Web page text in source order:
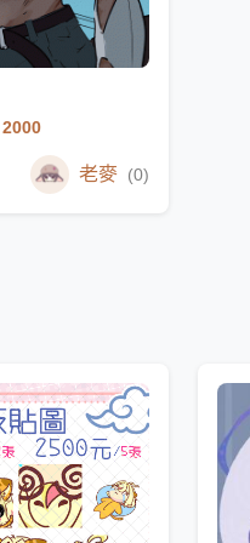
老麥 (0)